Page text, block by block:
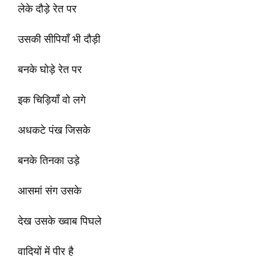
लेके दौड़े रेत पर
उसकी सीपियाँ भी दौड़ी
बनके घोड़े रेत पर
इक चिड़ियाँ वो लगे
अधकटे पंख जिसके
बनके तिनका उड़े
आसमां संग उसके
देख उसके ख्वाब पिघले
वादियों में पीर है